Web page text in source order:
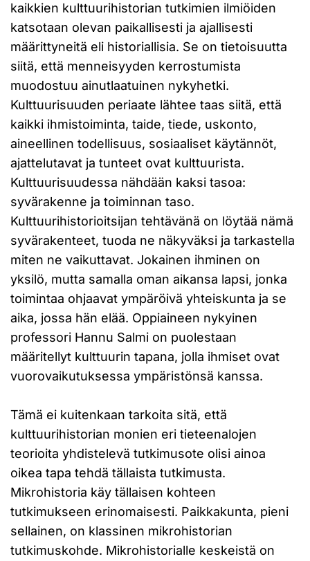
kaikkien kulttuurihistorian tutkimien ilmiöiden
katsotaan olevan paikallisesti ja ajallisesti
määrittyneitä eli historiallisia. Se on tietoisuutta
siitä, että menneisyyden kerrostumista
muodostuu ainutlaatuinen nykyhetki.
Kulttuurisuuden periaate lähtee taas siitä, että
kaikki ihmistoiminta, taide, tiede, uskonto,
aineellinen todellisuus, sosiaaliset käytännöt,
ajattelutavat ja tunteet ovat kulttuurista.
Kulttuurisuudessa nähdään kaksi tasoa:
syvärakenne ja toiminnan taso.
Kulttuurihistorioitsijan tehtävänä on löytää nämä
syvärakenteet, tuoda ne näkyväksi ja tarkastella
miten ne vaikuttavat. Jokainen ihminen on
yksilö, mutta samalla oman aikansa lapsi, jonka
toimintaa ohjaavat ympäröivä yhteiskunta ja se
aika, jossa hän elää. Oppiaineen nykyinen
professori Hannu Salmi on puolestaan
määritellyt kulttuurin tapana, jolla ihmiset ovat
vuorovaikutuksessa ympäristönsä kanssa.
Tämä ei kuitenkaan tarkoita sitä, että
kulttuurihistorian monien eri tieteenalojen
teorioita yhdistelevä tutkimusote olisi ainoa
oikea tapa tehdä tällaista tutkimusta.
Mikrohistoria käy tällaisen kohteen
tutkimukseen erinomaisesti. Paikkakunta, pieni
sellainen, on klassinen mikrohistorian
tutkimuskohde. Mikrohistorialle keskeistä on